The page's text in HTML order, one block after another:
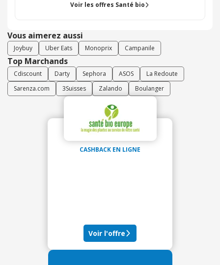
Voir les offres Santé bio
Vous aimerez aussi
Joybuy Uber Eats Monoprix Campanile
Top Marchands
Cdiscount Darty Sephora ASOS
La Redoute
Sarenza.com
3Suisses Zalando Boulanger
CASHBACK EN LIGNE
Voir l'offre